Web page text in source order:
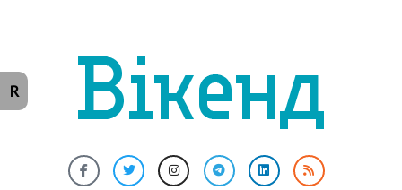
R